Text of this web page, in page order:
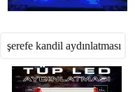
şerefe kandil aydınlatması